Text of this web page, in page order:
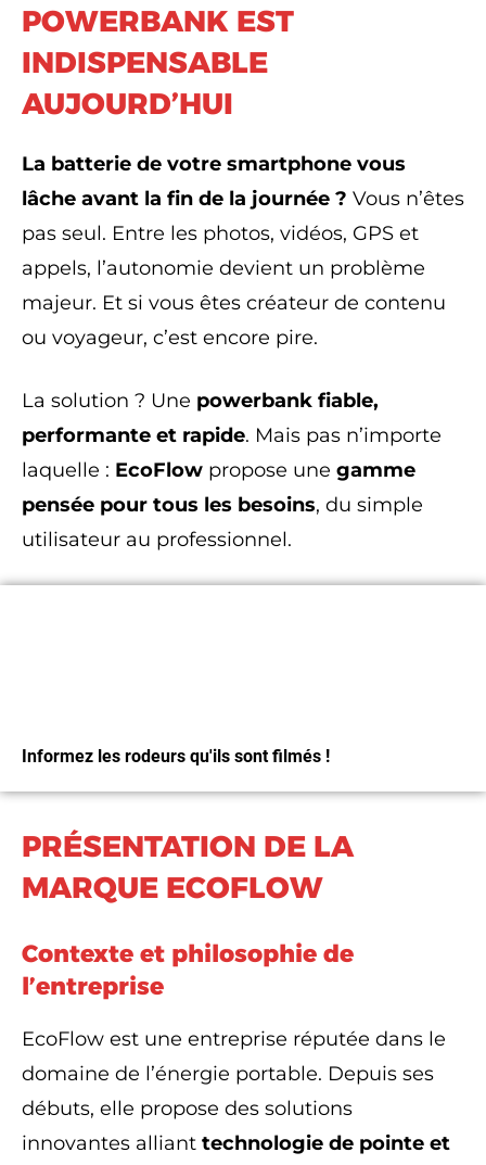
POWERBANK EST
INDISPENSABLE
AUJOURD’HUI
La batterie de votre smartphone vous
lâche avant la fin de la journée ? Vous n’êtes
pas seul. Entre les photos, vidéos, GPS et
appels, l’autonomie devient un problème
majeur. Et si vous êtes créateur de contenu
ou voyageur, c’est encore pire.
La solution ? Une powerbank fiable,
performante et rapide. Mais pas n’importe
laquelle : EcoFlow propose une gamme
pensée pour tous les besoins, du simple
utilisateur au professionnel.
Informez les rodeurs qu'ils sont filmés !
J'Y VAIS
PRÉSENTATION DE LA
MARQUE ECOFLOW
Contexte et philosophie de
l’entreprise
EcoFlow est une entreprise réputée dans le
domaine de l’énergie portable. Depuis ses
débuts, elle propose des solutions
innovantes alliant technologie de pointe et